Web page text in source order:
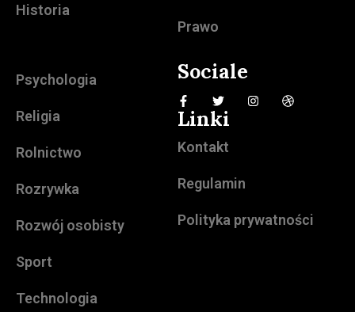
Historia
Prawo
Psychologia
Religia
Rolnictwo
Rozrywka
Rozwój osobisty
Sport
Technologia
Sociale
Linki
Kontakt
Regulamin
Polityka prywatności